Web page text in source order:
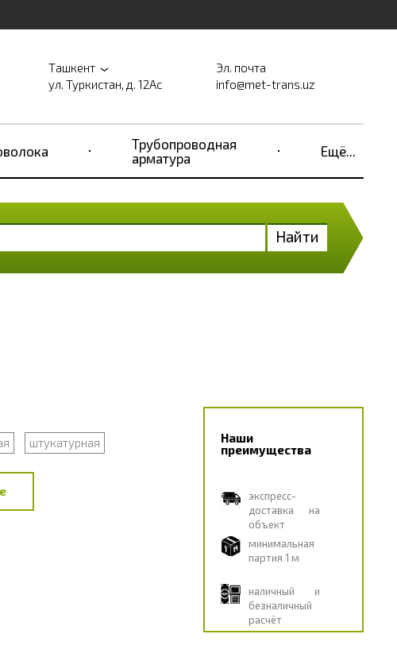
Ташкент
ул. Туркистан, д. 12Ас
Эл. почта
info@met-trans.uz
Трубопроводная
арматура
Ещё...
Найти
штукатурная
Наши
преимущества
экспресс-
доставка на
объект
минимальная
партия 1 м
наличный и
безналичный
расчёт